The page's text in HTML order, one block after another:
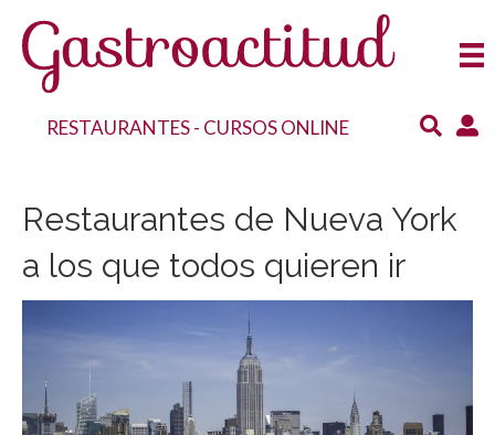
RESTAURANTES- CURSOS ONLINE
Restaurantes de Nueva York
a los que todos quieren ir